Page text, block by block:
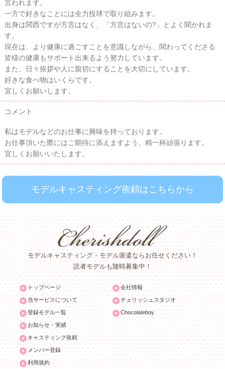
言われます。
一方で好きなことには全力投球で取り組みます。
出身は関西ですが方言はなく、「方言はないの?」とよく聞かれま
す。
現在は、より健康に過ごすことを意識しながら、関わってくださる
皆様の健康もサポート出来るよう努力しています。
また、日々挨拶や人に親切にすることを大切にしています。
好きな食べ物はいくらです。
宜しくお願いします。
コメント
私はモデルなどのお仕事に興味を持っております。
お仕事頂いた際にはご期待に添えますよう、精一杯頑張ります。
宜しくお願いいたします。
モデルキャスティング依頼はこちらから
モデルキャスティング・モデル派遣ならお任せください！
読者モデルも随時募集中！
トップページ
当サービスについて
登録モデル一覧
お知らせ・実績
キャスティング依頼
メンバー登録
利用規約
会社情報
チェリッシュスタジオ
Chocolateboy